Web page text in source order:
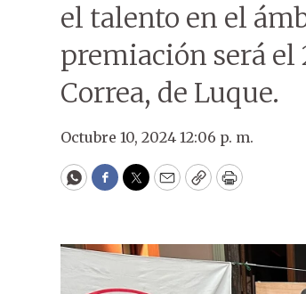
el talento en el
premiación será el
Correa, de Luque.
Octubre 10, 2024 12:06 p. m.
WhatsApp
Facebook
Twitter
EmailCopyPrint